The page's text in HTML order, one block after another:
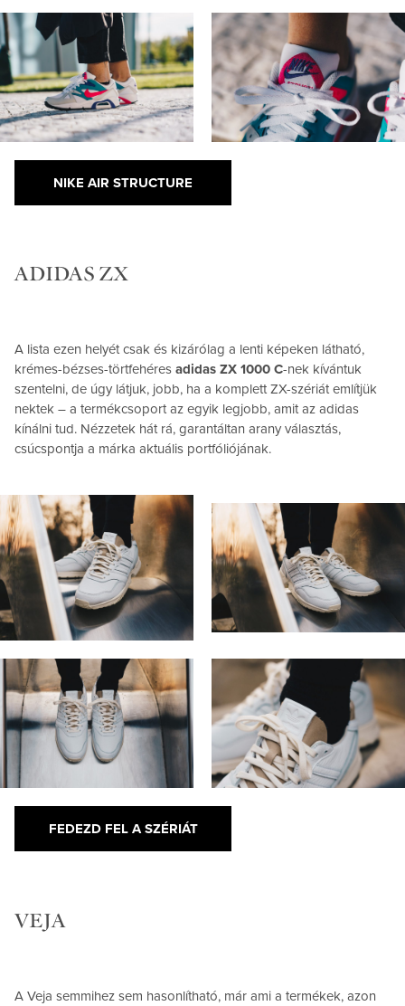
NIKE AIR STRUCTURE
ADIDAS ZX
A lista ezen helyét csak és kizárólag a lenti képeken látható,
krémes-bézses-törtfehéres adidas ZX 1000 C-nek kívántuk
szentelni, de úgy látjuk, jobb, ha a komplett ZX-szériát említjük
nektek – a termékcsoport az egyik legjobb, amit az adidas
kínálni tud. Nézzetek hát rá, garantáltan arany választás,
csúcspontja a márka aktuális portfóliójának.
FEDEZD FEL A SZÉRIÁT
VEJA
A Veja semmihez sem hasonlítható, már ami a termékek, azon